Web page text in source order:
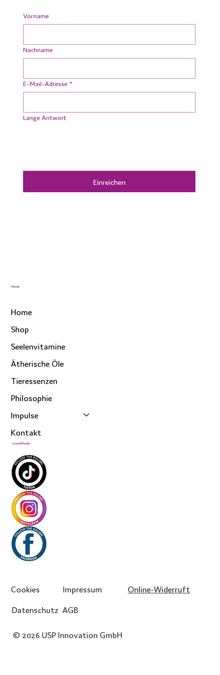
Menü
Home
Shop
Seelenvitamine
Ätherische Öle
Tieressenzen
Philosophie
Impulse
Kontakt
Social Media
Vorname
Nachname
E-Mail-Adresse *
Lange Antwort
Einreichen
Cookies
Datenschutz
Impressum
AGB
Online-Widerruft
© 2026 USP Innovation GmbH